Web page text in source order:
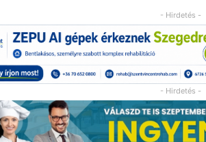
- Hirdetés -
- Hirdetés -